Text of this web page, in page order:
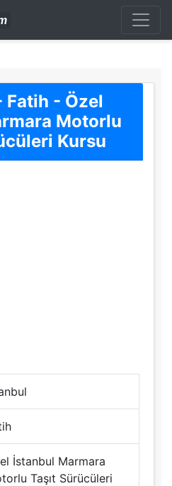
Fatih - Özel
Motorlu
Kursu
İstanbul Marmara
Taşıt Sürücüleri